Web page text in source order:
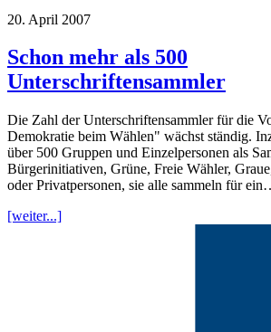
20. April 2007
Schon mehr als 500
Unterschriftensammler
Die Zahl der Unterschriftensammler für die
Demokratie beim Wählen" wächst ständig.
über 500 Gruppen und Einzelpersonen als
Bürgerinitiativen, Grüne, Freie Wähler,
oder Privatpersonen, sie alle sammeln für
[weiter...]